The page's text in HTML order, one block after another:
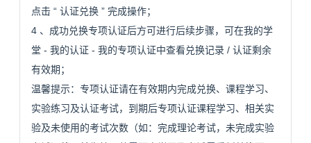
课
的
证
我
实
验
的
收
藏
实
营
讯
点击 “ 认证兑换 ” 完成操作；
4 、成功兑换专项认证后方可进行后续步骤，可在我的学
堂 - 我的认证 - 我的专项认证中查看兑换记录 / 认证剩余
有效期；
温馨提示：专项认证请在有效期内完成兑换、课程学习、
实验练习及认证考试，到期后专项认证课程学习、相关实
验及未使用的考试次数（如：完成理论考试，未完成实验